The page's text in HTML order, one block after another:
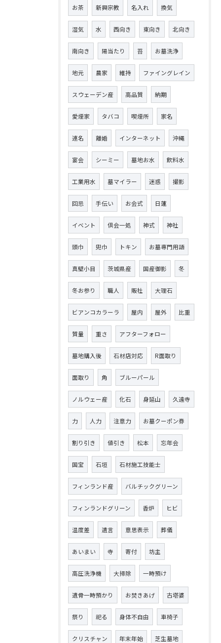
お茶 新興宗教 名入れ 換気
湿気 水 西向き 東向き 北向き
南向き 陽当たり 苔 お墓洗浄
地元 農家 維持 ファイングレイン
スウェーデン産 高品質 納期
愛煙家 タバコ 喫煙所 家名
連名 離婚 インターネット 沖縄
宴会 シーミー 墓地お水 飲料水
工業用水 墓マイラー 迷惑 撮影
回忌 手伝い お会式 日蓮
イベント 倶会一処 神式 神社
頭巾 兜巾 トキン お墓専門用語
真壁小目 茨城県産 国産御影 冬
冬お参り 職人 販社 大理石
ビアンコカラーラ 屋内 屋外 比重
質量 重さ アフターフォロー
墓地購入後 石材店対応 R面取り
面取り 角 ブルーパール
ノルウェー産 化石 身延山 久遠寺
力 人力 注意力 お墓クーポン券
割り引き 値引き 松本 忘年会
国宝 石垣 石材施工技能士
フィンランド産 バルチックグリーン
フィンランドグリーン 香炉 ヒビ
温度差 遺言 意思表示 葬儀
あいまい 寺 寄付 坊主
高圧洗浄機 大掃除 一時預け
遺骨一時預かり お焚きあげ 古塔婆
祭り 祀る 身体不自由 車椅子
クリスチャン 年末年始 芝生墓地